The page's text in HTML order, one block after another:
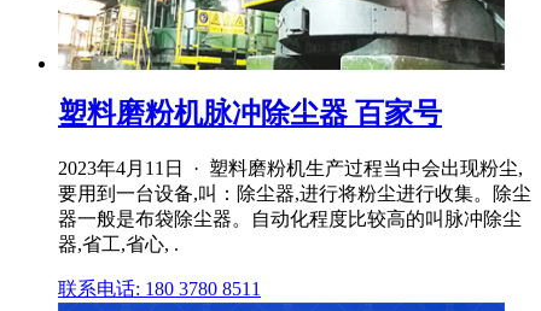
塑料磨粉机脉冲除尘器 百家号
2023年4月11日 · 塑料磨粉机生产过程当中会出现粉尘,
要用到一台设备,叫：除尘器,进行将粉尘进行收集。除尘
器一般是布袋除尘器。自动化程度比较高的叫脉冲除尘
器,省工,省心, .
联系电话: 180 3780 8511